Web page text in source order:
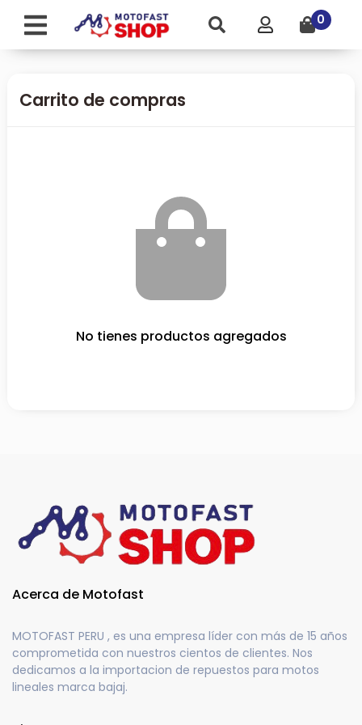
0
Carrito de compras
No tienes productos agregados
Acerca de Motofast
MOTOFAST PERU , es una empresa líder con más de 15 años
comprometida con nuestros cientos de clientes. Nos
dedicamos a la importacion de repuestos para motos
lineales marca bajaj.